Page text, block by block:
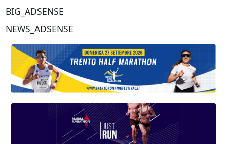
BIG_ADSENSE
NEWS_ADSENSE